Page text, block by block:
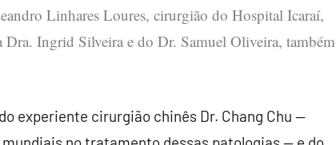
Linhares Loures, cirurgião do Hospital Icaraí,
Ingrid Silveira e do Dr. Samuel Oliveira, também
experiente cirurgião chinês Dr. Chang Chu —